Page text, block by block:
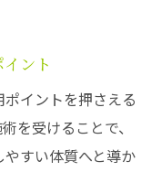
ント
イントを押さえる
を受けることで、
すい体質へと導か